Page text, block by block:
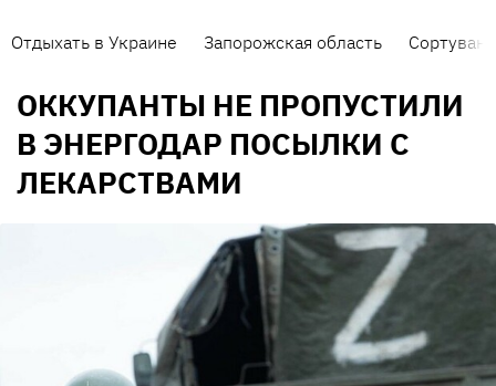
Отдыхать в Украине Запорожская область
ОККУПАНТЫ НЕ ПРОПУСТИЛИ
В ЭНЕРГОДАР ПОСЫЛКИ С
ЛЕКАРСТВАМИ